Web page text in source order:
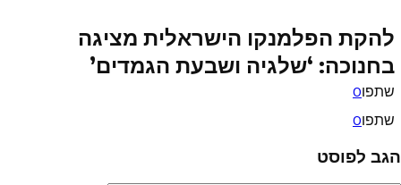
להקת הפלמנקו הישראלית מציגה
בחנוכה: ‘שלגיה ושבעת הגמדים’
שתפו0
שתפו0
הגב לפוסט